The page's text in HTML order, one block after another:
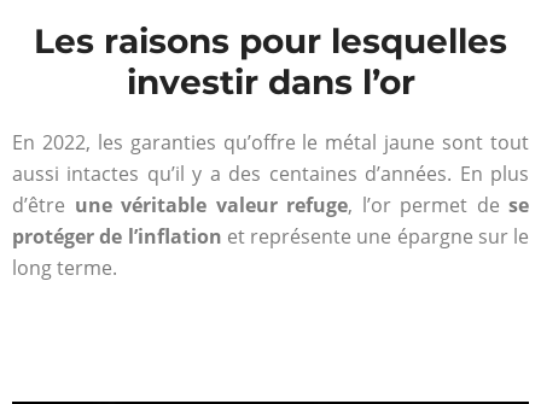
Les raisons pour lesquelles
investir dans l’or
En 2022, les garanties qu’offre le métal jaune sont tout
aussi intactes qu’il y a des centaines d’années. En plus
d’être une véritable valeur refuge, l’or permet de se
protéger de l’inflation et représente une épargne sur le
long terme.